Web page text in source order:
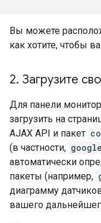
Вы можете
как хотите, чтобы
2. Загрузите
Для панели
загрузить на
AJAX API и пакет
(в частности,
автоматически
пакеты (например,
диаграмму
вашего